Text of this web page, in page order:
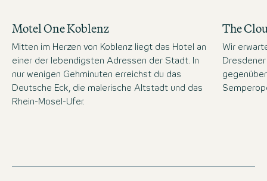
Motel One Koblenz
Mitten im Herzen von Koblenz liegt das Hotel an
einer der lebendigsten Adressen der Stadt. In
nur wenigen Gehminuten erreichst du das
Deutsche Eck, die malerische Altstadt und das
Rhein-Mosel-Ufer.
The
Wir